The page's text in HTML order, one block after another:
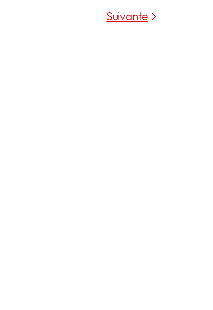
Suivante